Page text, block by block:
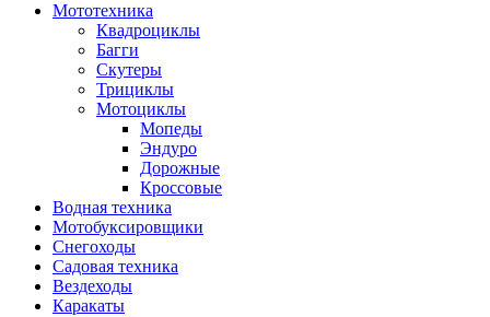
Мототехника
Квадроциклы
Багги
Скутеры
Трициклы
Мотоциклы
Мопеды
Эндуро
Дорожные
Кроссовые
Водная техника
Мотобуксировщики
Снегоходы
Садовая техника
Вездеходы
Каракаты